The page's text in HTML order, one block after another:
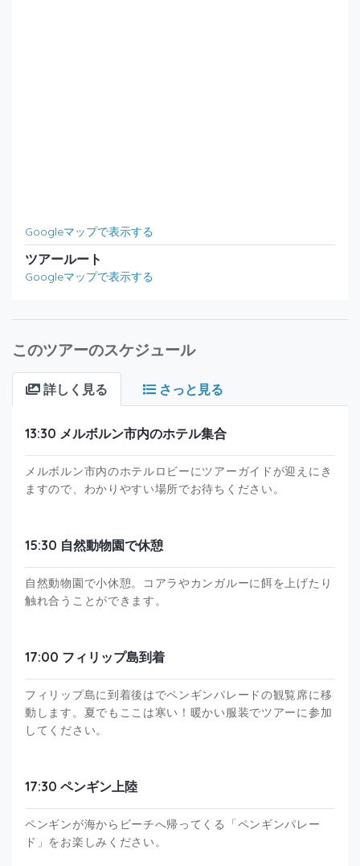
Googleマップで表示する
ツアールート
Googleマップで表示する
このツアーのスケジュール
詳しく見る さっと見る
13:30 メルボルン市内のホテル集合
メルボルン市内のホテルロビーにツアーガイドが迎えにき
ますので、わかりやすい場所でお待ちください。
15:30 自然動物園で休憩
自然動物園で小休憩。コアラやカンガルーに餌を上げたり
触れ合うことができます。
17:00 フィリップ島到着
フィリップ島に到着後はでペンギンパレードの観覧席に移
動します。夏でもここは寒い！暖かい服装でツアーに参加
してください。
17:30 ペンギン上陸
ペンギンが海からビーチへ帰ってくる「ペンギンパレー
ド」をお楽しみください。